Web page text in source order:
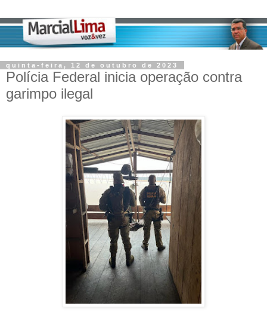
quinta-feira, 12 de outubro de 2023
Polícia Federal inicia operação contra
garimpo ilegal